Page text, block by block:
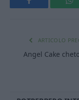
Facebook
ARTICOLO
Angel Cake